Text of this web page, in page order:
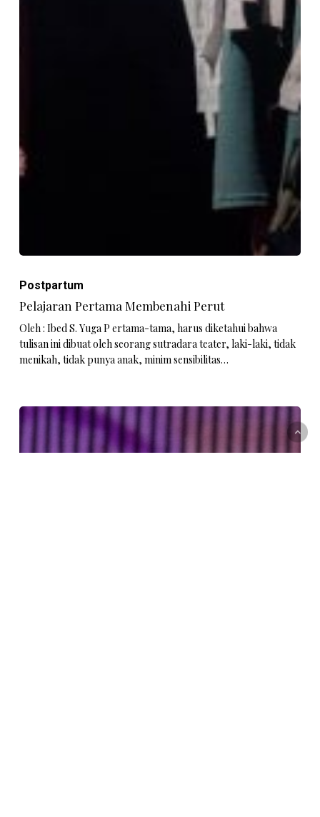
Postpartum
Pelajaran Pertama Membenahi Perut
Oleh : Ibed S. Yuga P ertama-tama, harus diketahui bahwa
tulisan ini dibuat oleh seorang sutradara teater, laki-laki, tidak
menikah, tidak punya anak, minim sensibilitas…